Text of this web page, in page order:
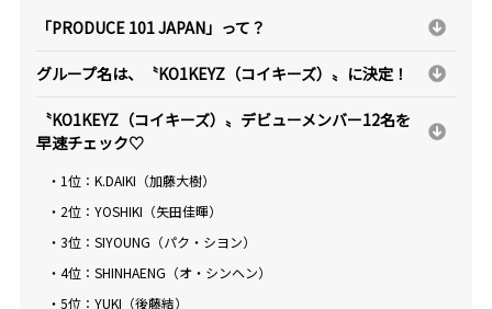
「PRODUCE 101 JAPAN」って？
グループ名は、〝KO1KEYZ（コイキーズ）〟に決定！
〝KO1KEYZ（コイキーズ）〟デビューメンバー12名を
早速チェック♡
・1位：K.DAIKI（加藤大樹）
・2位：YOSHIKI（矢田佳暉）
・3位：SIYOUNG（パク・シヨン）
・4位：SHINHAENG（オ・シンヘン）
・5位：YUKI（後藤結）